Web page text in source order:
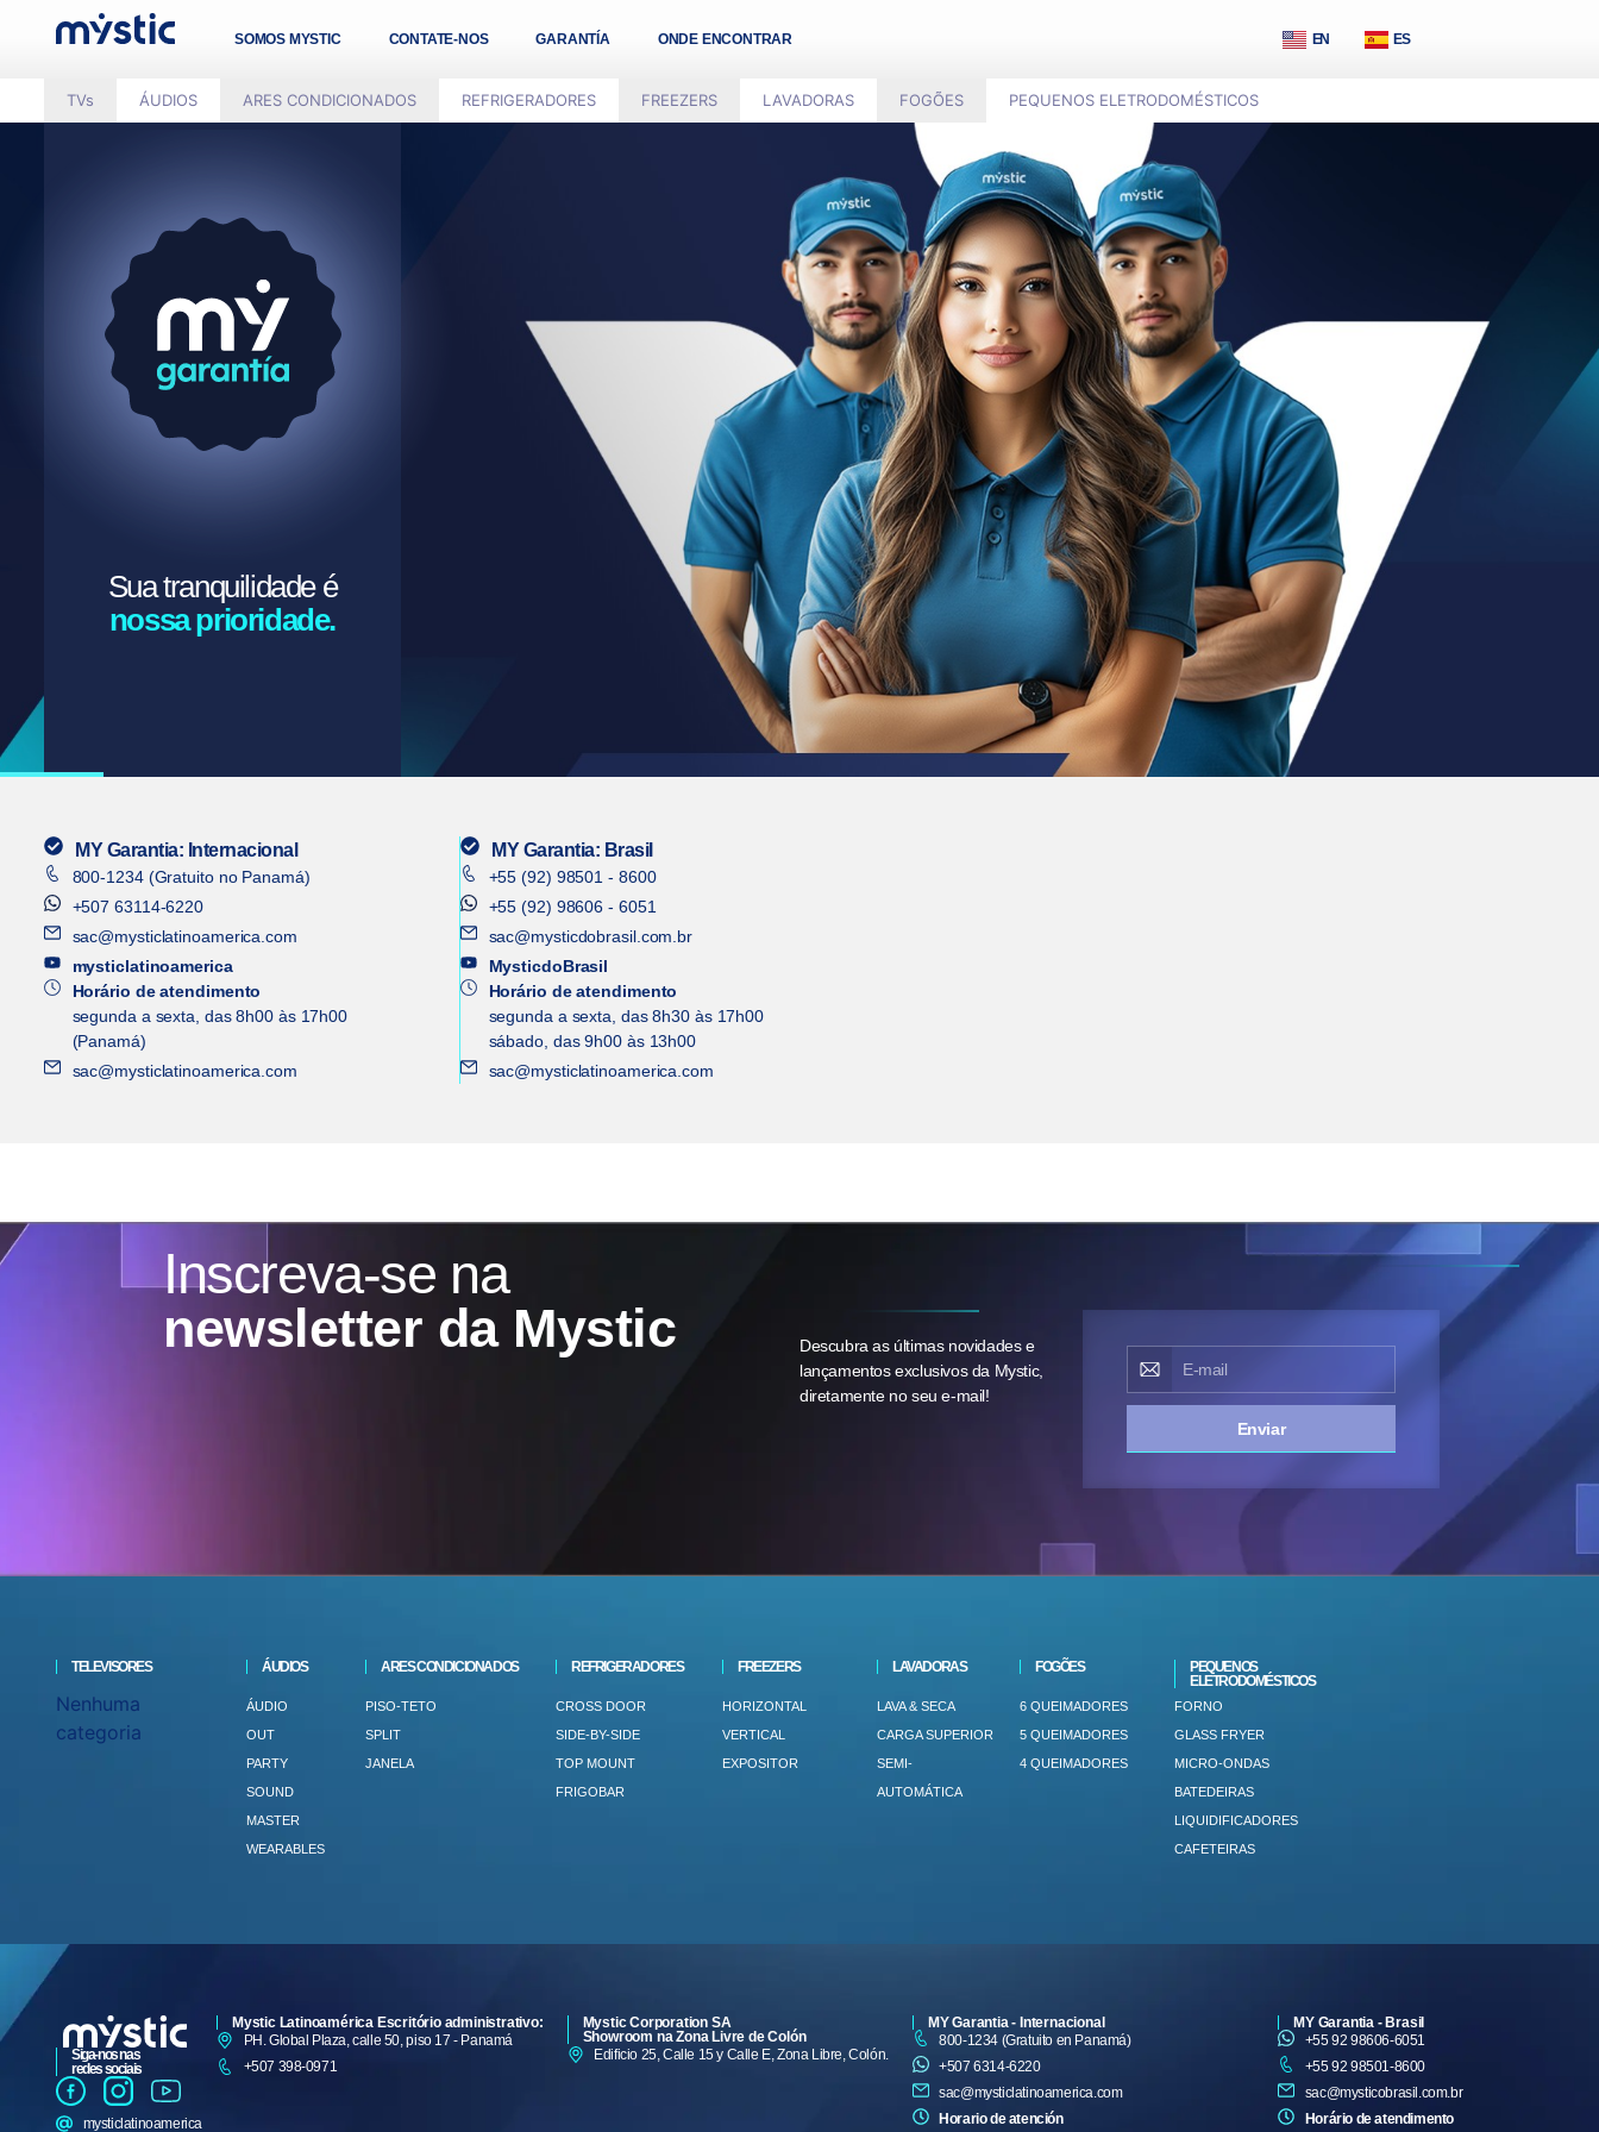
SOMOS MYSTIC CONTATE-NOS GARANTÍA ONDE ENCONTRAR EN ES
TVs ÁUDIOS ARES CONDICIONADOS REFRIGERADORES FREEZERS LAVADORAS FOGÕES PEQUENOS ELETRODOMÉSTICOS
Sua tranquilidade é
nossa prioridade.
MY Garantia: Internacional
800-1234 (Gratuito no Panamá)
+507 63114-6220
sac@mysticlatinoamerica.com
mysticlatinoamerica
Horário de atendimento
segunda a sexta, das 8h00 às 17h00
(Panamá)
sac@mysticlatinoamerica.com
MY Garantia: Brasil
+55 (92) 98501 - 8600
+55 (92) 98606 - 6051
sac@mysticdobrasil.com.br
MysticdoBrasil
Horário de atendimento
segunda a sexta, das 8h30 às 17h00
sábado, das 9h00 às 13h00
sac@mysticlatinoamerica.com
Inscreva-se na
newsletter da Mystic
Descubra as últimas novidades e
lançamentos exclusivos da Mystic,
diretamente no seu e-mail!
Enviar
TELEVISORES
Nenhuma
categoria
ÁUDIOS
ÁUDIO
OUT
PARTY
SOUND
MASTER
WEARABLES
ARES CONDICIONADOS
PISO-TETO
SPLIT
JANELA
REFRIGERADORES
CROSS DOOR
SIDE-BY-SIDE
TOP MOUNT
FRIGOBAR
FREEZERS
HORIZONTAL
VERTICAL
EXPOSITOR
LAVADORAS
LAVA & SECA
CARGA SUPERIOR
SEMI-
AUTOMÁTICA
FOGÕES
6 QUEIMADORES
5 QUEIMADORES
4 QUEIMADORES
PEQUENOS
ELETRODOMÉSTICOS
FORNO
GLASS FRYER
MICRO-ONDAS
BATEDEIRAS
LIQUIDIFICADORES
CAFETEIRAS
Siga-nos nas
redes sociais
mysticlatinoamerica
Mystic Latinoamérica Escritório administrativo:
PH. Global Plaza, calle 50, piso 17 - Panamá
+507 398-0971
Mystic Corporation SA
Showroom na Zona Livre de Colón
Edificio 25, Calle 15 y Calle E, Zona Libre, Colón.
MY Garantia - Internacional
800-1234 (Gratuito en Panamá)
+507 6314-6220
sac@mysticlatinoamerica.com
Horario de atención
MY Garantia - Brasil
+55 92 98606-6051
+55 92 98501-8600
sac@mysticobrasil.com.br
Horário de atendimento